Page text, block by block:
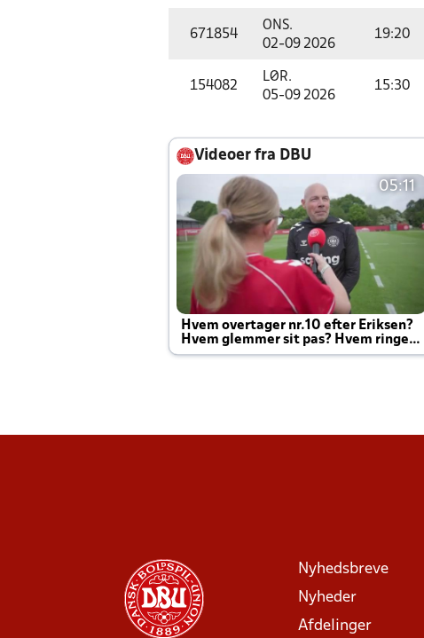
671854
ONS.
02-09 2026
19:20
154082
LØR.
05-09 2026
15:30
Videoer fra DBU
05:11
Hvem overtager nr.10 efter Eriksen?
Hvem glemmer sit pas? Hvem ringer
Joachim altid til efter kampe?
Nyhedsbreve
Nyheder
Afdelinger